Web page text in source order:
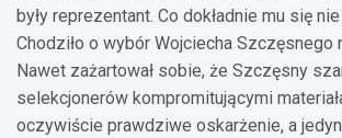
były reprezentant. Co dokładnie mu się
Chodziło o wybór Wojciecha Szczęsnego
Nawet zażartował sobie, że Szczęsny
selekcjonerów kompromitującymi
oczywiście prawdziwe oskarżenie, a